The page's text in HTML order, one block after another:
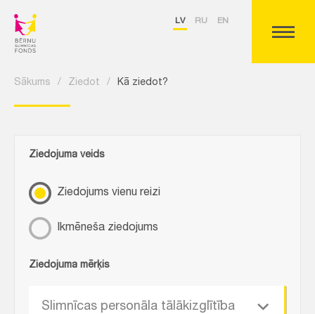
LV RU EN
Sākums / Ziedot / Kā ziedot?
Ziedojuma veids
Ziedojums vienu reizi
Ikmēneša ziedojums
Ziedojuma mērķis
Slimnīcas personāla tālākizglītība